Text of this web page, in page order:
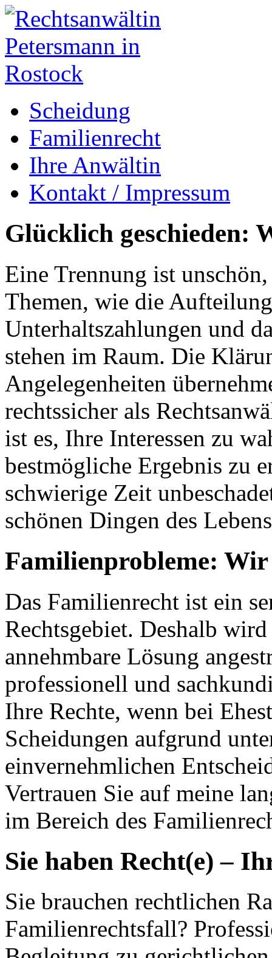
Scheidung
Familienrecht
Ihre Anwältin
Kontakt / Impressum
Glücklich geschieden:
Eine Trennung ist
Themen, wie die
Unterhaltszahlungen und
stehen im Raum. Die
Angelegenheiten
rechtssicher als
ist es, Ihre Interessen zu
bestmögliche Ergebnis zu
schwierige Zeit
schönen Dingen des
Familienprobleme: Wir
Das Familienrecht ist ein
Rechtsgebiet. Deshalb
annehmbare Lösung
professionell und
Ihre Rechte, wenn bei
Scheidungen aufgrund
einvernehmlichen
Vertrauen Sie auf meine
im Bereich des
Sie haben Recht(e) –
Sie brauchen rechtlichen
Familienrechtsfall?